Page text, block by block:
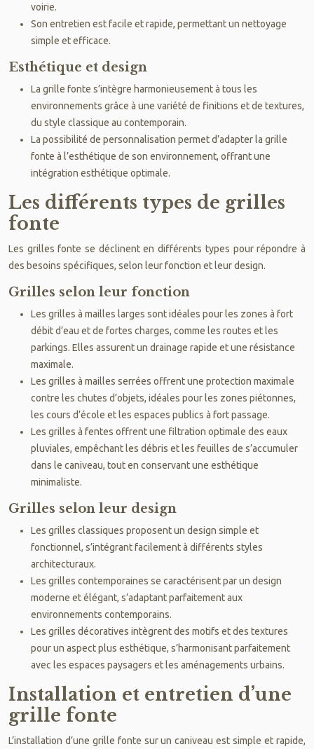
voirie.
Son entretien est facile et rapide, permettant un nettoyage
simple et efficace.
Esthétique et design
La grille fonte s’intègre harmonieusement à tous les
environnements grâce à une variété de finitions et de textures,
du style classique au contemporain.
La possibilité de personnalisation permet d’adapter la grille
fonte à l’esthétique de son environnement, offrant une
intégration esthétique optimale.
Les différents types de grilles
fonte
Les grilles fonte se déclinent en différents types pour répondre à
des besoins spécifiques, selon leur fonction et leur design.
Grilles selon leur fonction
Les grilles à mailles larges sont idéales pour les zones à fort
débit d’eau et de fortes charges, comme les routes et les
parkings. Elles assurent un drainage rapide et une résistance
maximale.
Les grilles à mailles serrées offrent une protection maximale
contre les chutes d’objets, idéales pour les zones piétonnes,
les cours d’école et les espaces publics à fort passage.
Les grilles à fentes offrent une filtration optimale des eaux
pluviales, empêchant les débris et les feuilles de s’accumuler
dans le caniveau, tout en conservant une esthétique
minimaliste.
Grilles selon leur design
Les grilles classiques proposent un design simple et
fonctionnel, s’intégrant facilement à différents styles
architecturaux.
Les grilles contemporaines se caractérisent par un design
moderne et élégant, s’adaptant parfaitement aux
environnements contemporains.
Les grilles décoratives intègrent des motifs et des textures
pour un aspect plus esthétique, s’harmonisant parfaitement
avec les espaces paysagers et les aménagements urbains.
Installation et entretien d’une
grille fonte
L’installation d’une grille fonte sur un caniveau est simple et rapide,